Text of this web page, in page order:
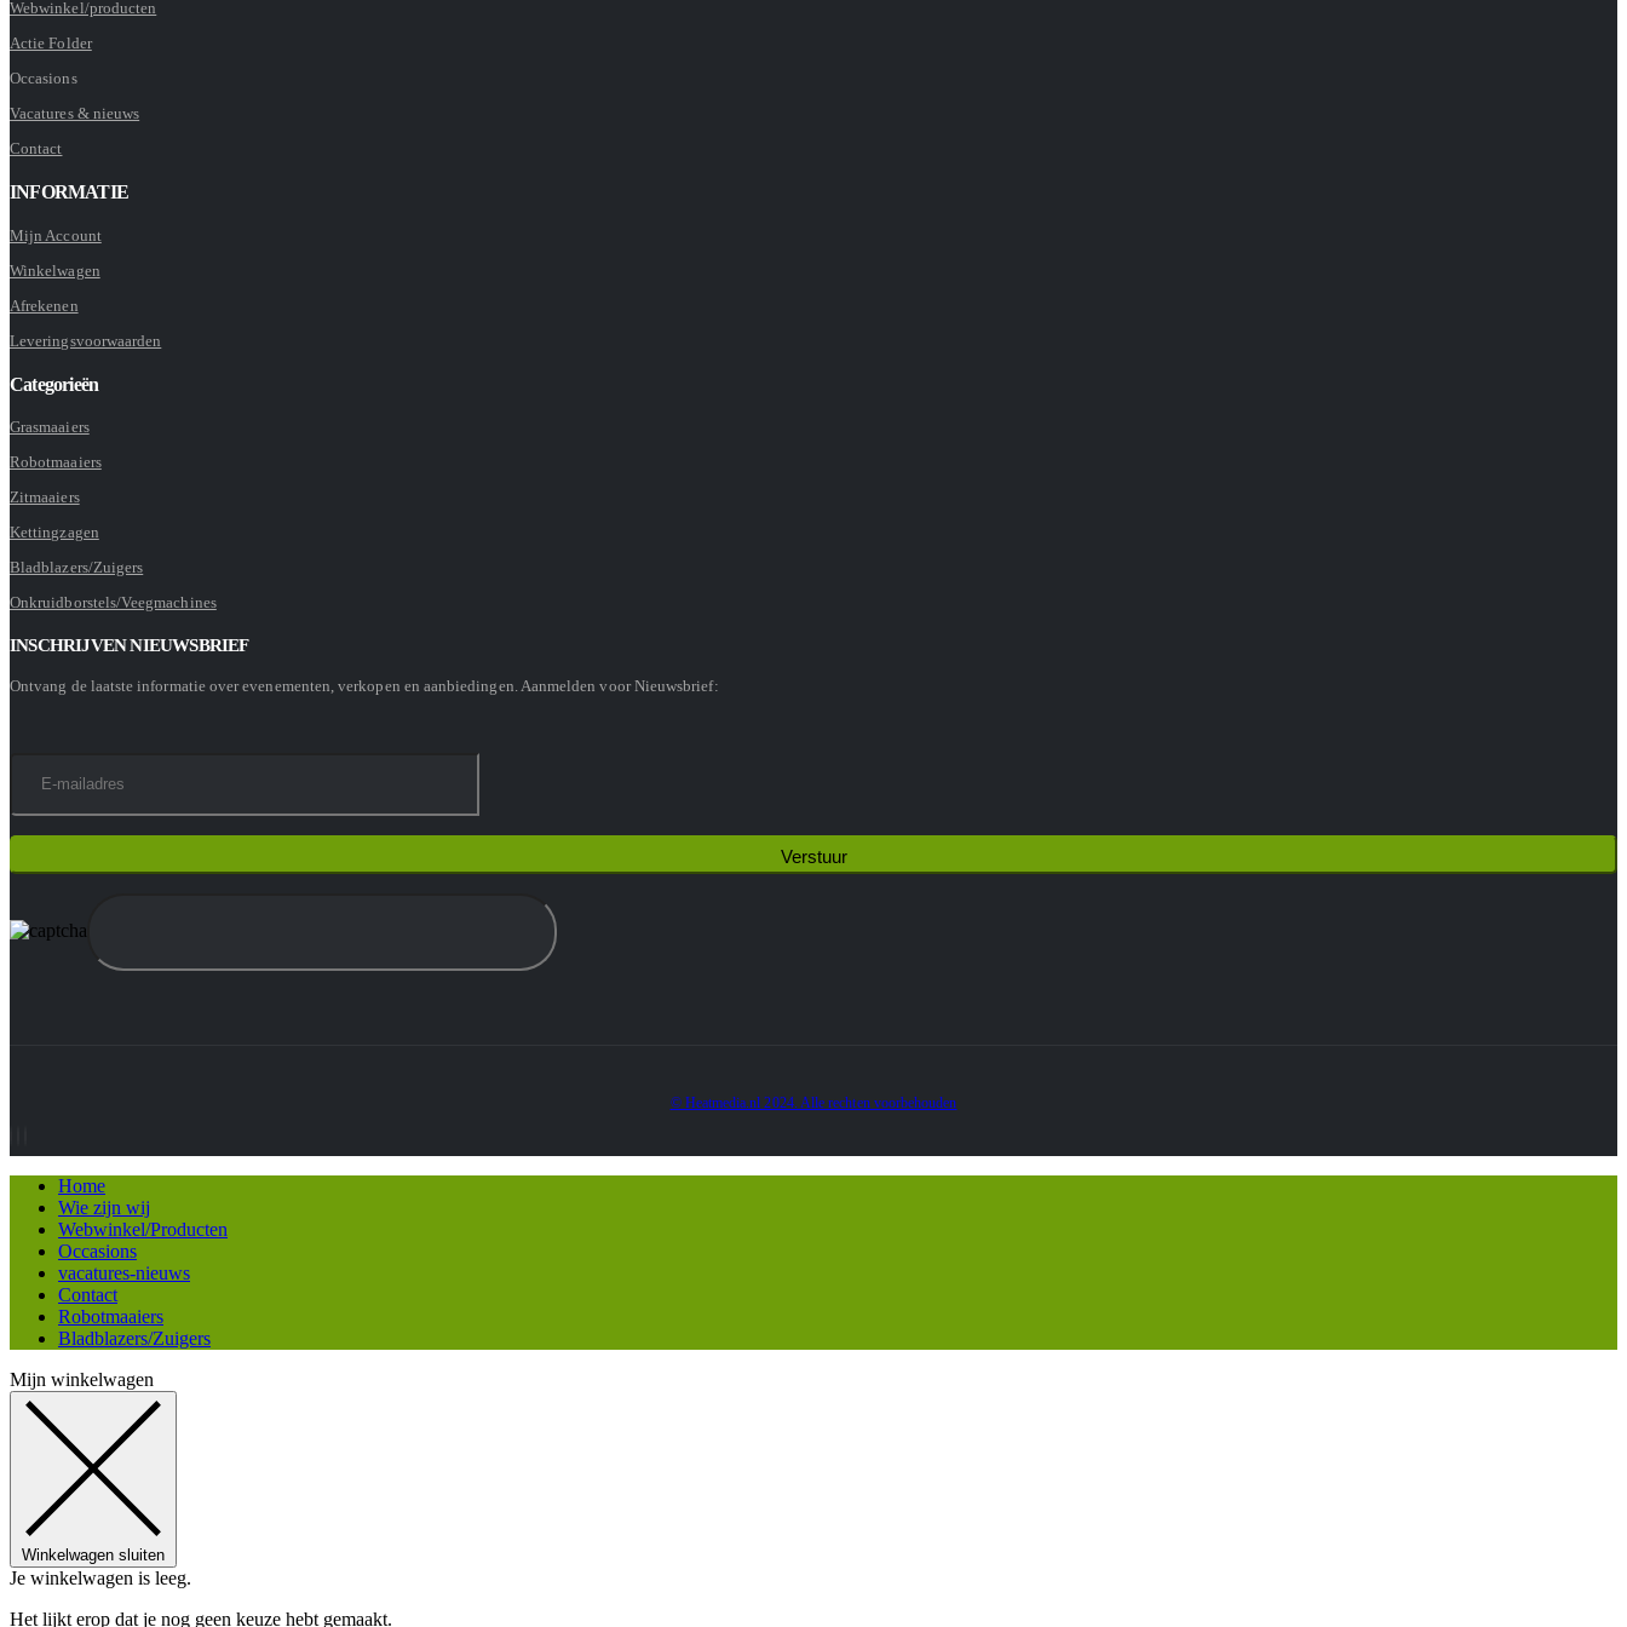
Webwinkel/producten
Actie Folder
Occasions
Vacatures & nieuws
Contact
INFORMATIE
Mijn Account
Winkelwagen
Afrekenen
Leveringsvoorwaarden
Categorieën
Grasmaaiers
Robotmaaiers
Zitmaaiers
Kettingzagen
Bladblazers/Zuigers
Onkruidborstels/Veegmachines
INSCHRIJVEN NIEUWSBRIEF
Ontvang de laatste informatie over evenementen, verkopen en aanbiedingen. Aanmelden voor Nieuwsbrief:
© Heatmedia.nl 2024. Alle rechten voorbehouden
Home
Wie zijn wij
Webwinkel/Producten
Occasions
vacatures-nieuws
Contact
Robotmaaiers
Bladblazers/Zuigers
Mijn winkelwagen
Winkelwagen sluiten
Je winkelwagen is leeg.
Het lijkt erop dat je nog geen keuze hebt gemaakt.